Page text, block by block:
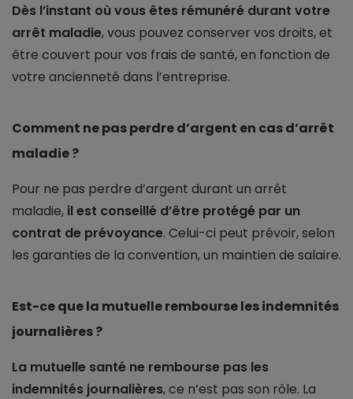
Dès l’instant où vous êtes rémunéré durant votre
arrêt maladie, vous pouvez conserver vos droits, et
être couvert pour vos frais de santé, en fonction de
votre ancienneté dans l’entreprise.
Comment ne pas perdre d’argent en cas d’arrêt
maladie ?
Pour ne pas perdre d’argent durant un arrêt
maladie, il est conseillé d’être protégé par un
contrat de prévoyance. Celui-ci peut prévoir, selon
les garanties de la convention, un maintien de salaire.
Est-ce que la mutuelle rembourse les indemnités
journalières ?
La mutuelle santé ne rembourse pas les
indemnités journalières, ce n’est pas son rôle. La